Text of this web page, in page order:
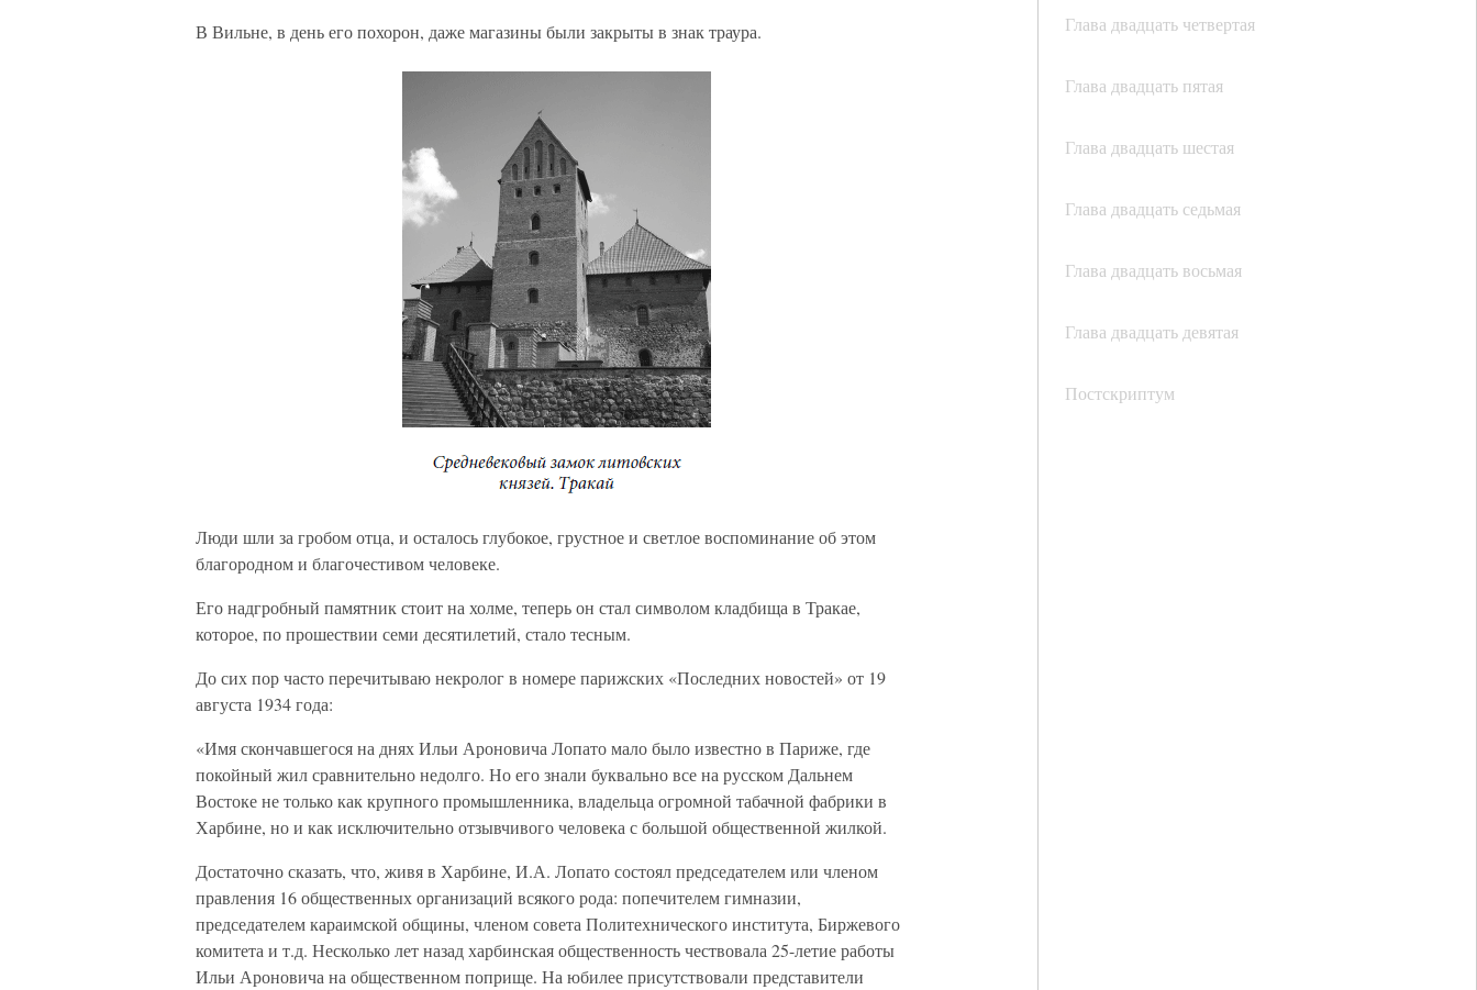
Глава двадцать четвертая
Глава двадцать пятая
Глава двадцать шестая
Глава двадцать седьмая
Глава двадцать восьмая
Глава двадцать девятая
Постскриптум
В Вильне, в день его похорон, даже магазины были закрыты в знак траура.
Люди шли за гробом отца, и осталось глубокое, грустное и светлое воспоминание об этом
благородном и благочестивом человеке.
Его надгробный памятник стоит на холме, теперь он стал символом кладбища в Тракае,
которое, по прошествии семи десятилетий, стало тесным.
До сих пор часто перечитываю некролог в номере парижских «Последних новостей» от 19
августа 1934 года:
«Имя скончавшегося на днях Ильи Ароновича Лопато мало было известно в Париже, где
покойный жил сравнительно недолго. Но его знали буквально все на русском Дальнем
Востоке не только как крупного промышленника, владельца огромной табачной фабрики в
Харбине, но и как исключительно отзывчивого человека с большой общественной жилкой.
Достаточно сказать, что, живя в Харбине, И.А. Лопато состоял председателем или членом
правления 16 общественных организаций всякого рода: попечителем гимназии,
председателем караимской общины, членом совета Политехнического института, Биржевого
комитета и т.д. Несколько лет назад харбинская общественность чествовала 25-летие работы
Ильи Ароновича на общественном поприще. На юбилее присутствовали представители